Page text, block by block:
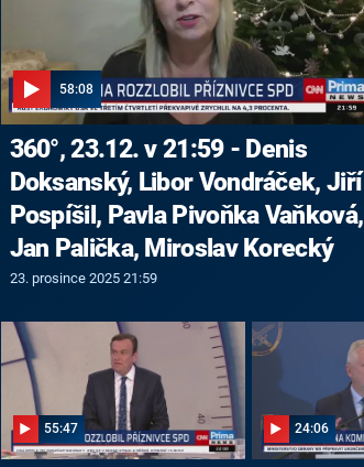
58:08
360°, 23.12. v 21:59 - Denis
Doksanský, Libor Vondráček, Jiří
Pospíšil, Pavla Pivoňka Vaňková,
Jan Palička, Miroslav Korecký
23. prosince 2025 21:59
55:47 24:06